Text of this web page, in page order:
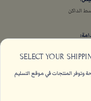
SELECT YOUR
المنتجات في موقع التسليم
الداكن